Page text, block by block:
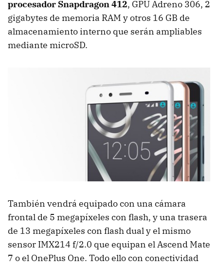
procesador Snapdragon 412, GPU Adreno 306, 2
gigabytes de memoria RAM y otros 16 GB de
almacenamiento interno que serán ampliables
mediante microSD.
También vendrá equipado con una cámara
frontal de 5 megapíxeles con flash, y una trasera
de 13 megapíxeles con flash dual y el mismo
sensor IMX214 f/2.0 que equipan el Ascend Mate
7 o el OnePlus One. Todo ello con conectividad